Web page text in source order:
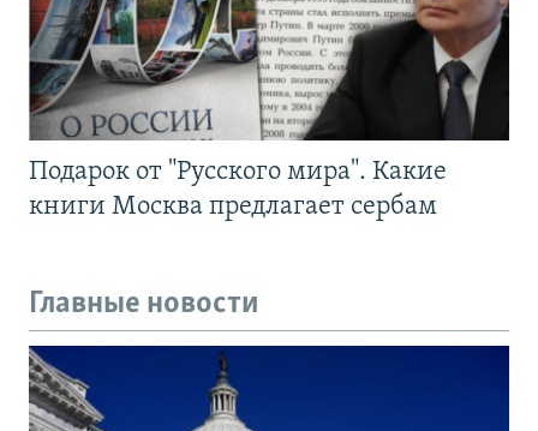
Подарок от "Русского мира". Какие
книги Москва предлагает сербам
Главные новости